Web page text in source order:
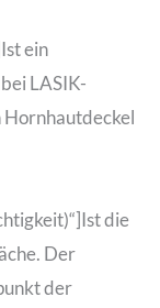
ein
LASIK-
die
Der
der